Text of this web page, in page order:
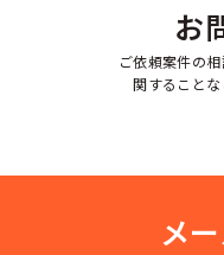
お
ご依頼案件の
関すること
メ